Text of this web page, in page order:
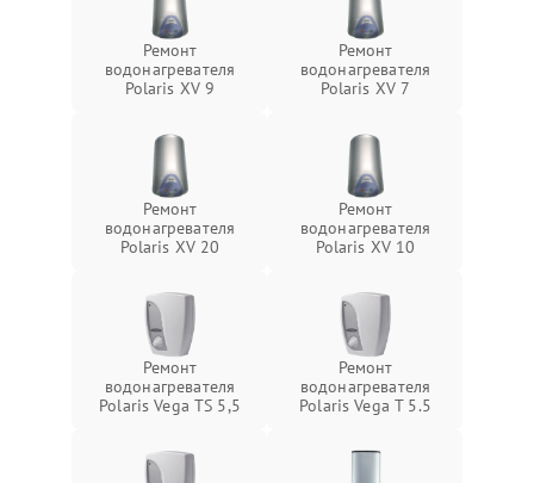
Ремонт
водонагревателя
Polaris XV 9
Ремонт
водонагревателя
Polaris XV 7
Ремонт
водонагревателя
Polaris XV 20
Ремонт
водонагревателя
Polaris XV 10
Ремонт
водонагревателя
Polaris Vega TS 5,5
Ремонт
водонагревателя
Polaris Vega T 5.5